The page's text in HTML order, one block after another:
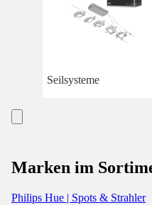
Seilsysteme
Marken im
Philips Hue | Spots & Strahler